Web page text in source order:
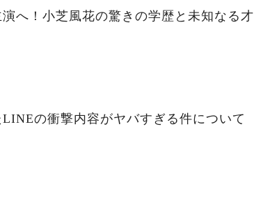
へ！小芝風花の驚きの学歴と未知なる才
の衝撃内容がヤバすぎる件について